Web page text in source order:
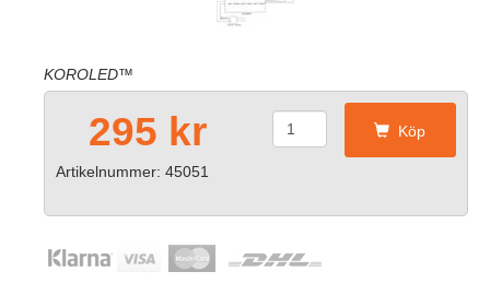
KOROLED™
295 kr Köp
Artikelnummer: 45051